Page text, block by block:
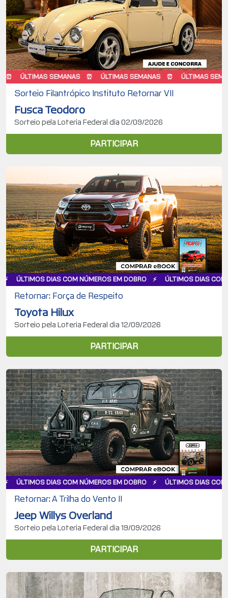
SEMANAS ÚLTIMAS SEMANAS ÚLTIMAS SEMANAS
Sorteio Filantrópico Instituto Retornar VII
Fusca Teodoro
Sorteio pela Loteria Federal dia 02/09/2026
PARTICIPAR
DIAS COM NÚMEROS EM DOBRO ÚLTIMOS DIAS COM NÚMEROS
Retornar: Força de Respeito
Toyota Hilux
Sorteio pela Loteria Federal dia 12/09/2026
PARTICIPAR
DIAS COM NÚMEROS EM DOBRO ÚLTIMOS DIAS COM NÚMEROS
Retornar: A Trilha do Vento II
Jeep Willys Overland
Sorteio pela Loteria Federal dia 19/09/2026
PARTICIPAR